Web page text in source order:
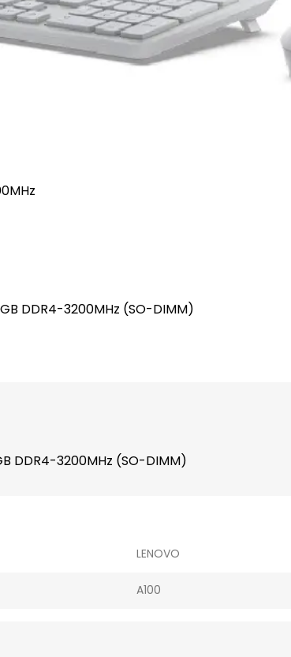
DDR4-3200MHz (SO-DIMM)
DDR4-3200MHz (SO-DIMM)
LENOVO
A100